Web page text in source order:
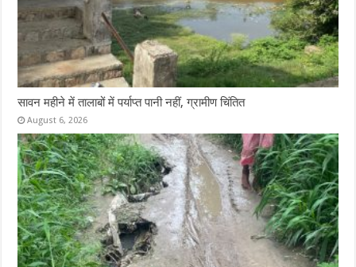
सावन महीने में तालाबों में पर्याप्त पानी नहीं, ग्रामीण चिंतित
August 6, 2026